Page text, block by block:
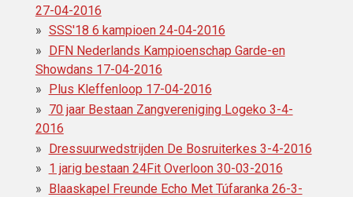
27-04-2016
SSS'18 6 kampioen 24-04-2016
DFN Nederlands Kampioenschap Garde-en
Showdans 17-04-2016
Plus Kleffenloop 17-04-2016
70 jaar Bestaan Zangvereniging Logeko 3-4-
2016
Dressuurwedstrijden De Bosruiterkes 3-4-2016
1 jarig bestaan 24Fit Overloon 30-03-2016
Blaaskapel Freunde Echo Met Túfaranka 26-3-